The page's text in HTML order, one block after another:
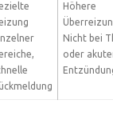
Höhere
Nicht bei
oder